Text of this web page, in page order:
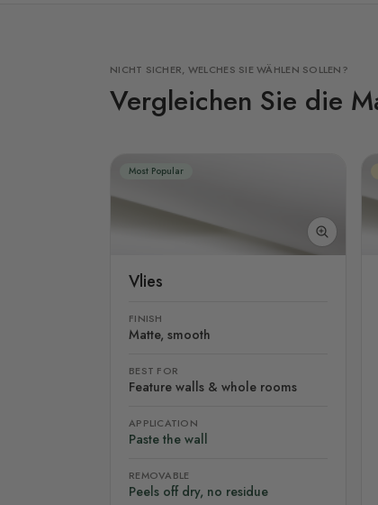
NICHT SICHER, WELCHES SIE WÄHLEN SOLLEN?
Vergleichen Sie die
Most Popular
Vlies
FINISH
Matte, smooth
BEST FOR
Feature walls & whole rooms
APPLICATION
Paste the wall
REMOVABLE
Peels off dry, no residue